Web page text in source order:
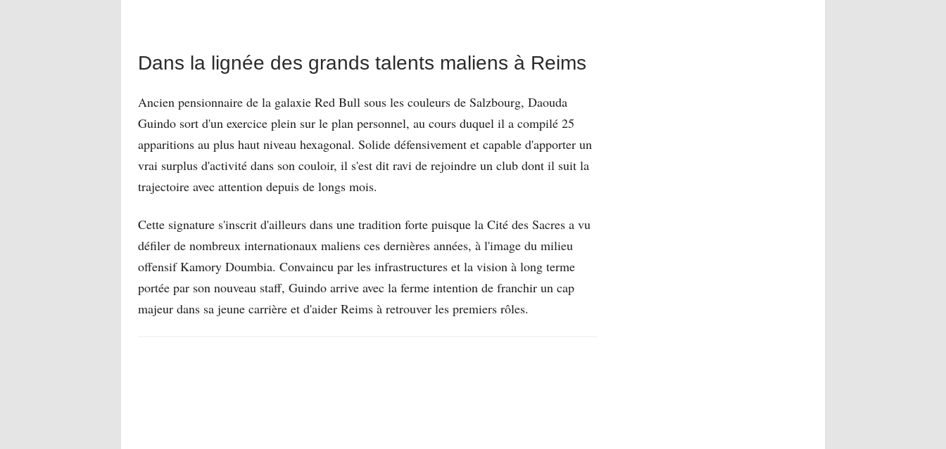
Dans la lignée des grands talents maliens à Reims
Ancien pensionnaire de la galaxie Red Bull sous les couleurs de Salzbourg, Daouda
Guindo sort d'un exercice plein sur le plan personnel, au cours duquel il a compilé 25
apparitions au plus haut niveau hexagonal. Solide défensivement et capable d'apporter un
vrai surplus d'activité dans son couloir, il s'est dit ravi de rejoindre un club dont il suit la
trajectoire avec attention depuis de longs mois.
Cette signature s'inscrit d'ailleurs dans une tradition forte puisque la Cité des Sacres a vu
défiler de nombreux internationaux maliens ces dernières années, à l'image du milieu
offensif Kamory Doumbia. Convaincu par les infrastructures et la vision à long terme
portée par son nouveau staff, Guindo arrive avec la ferme intention de franchir un cap
majeur dans sa jeune carrière et d'aider Reims à retrouver les premiers rôles.